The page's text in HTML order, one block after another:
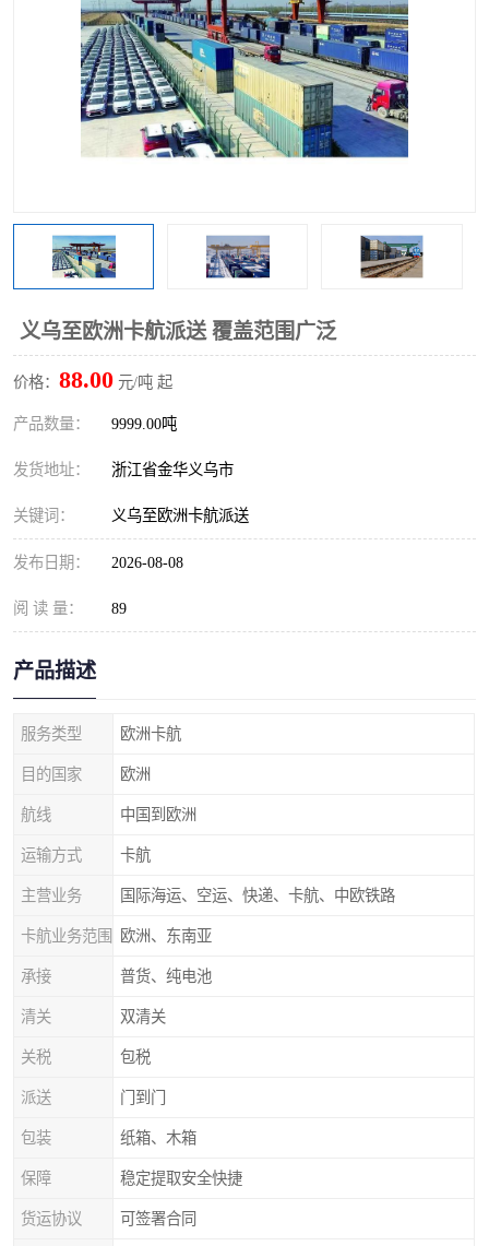
义乌至欧洲卡航派送 覆盖范围广泛
价格： 88.00 元/吨 起
产品数量： 9999.00吨
发货地址： 浙江省金华义乌市
关键词： 义乌至欧洲卡航派送
发布日期： 2026-08-08
阅 读 量： 89
产品描述
服务类型 欧洲卡航
目的国家 欧洲
航线 中国到欧洲
运输方式 卡航
主营业务 国际海运、空运、快递、卡航、中欧铁路
卡航业务范围 欧洲、东南亚
承接 普货、纯电池
清关 双清关
关税 包税
派送 门到门
包装 纸箱、木箱
保障 稳定提取安全快捷
货运协议 可签署合同